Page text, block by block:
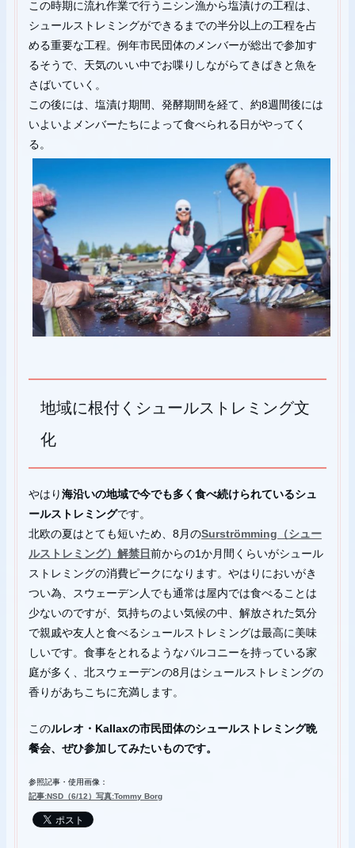
この時期に流れ作業で行うニシン漁から塩漬けの工程は、
シュールストレミングができるまでの半分以上の工程を占
める重要な工程。例年市民団体のメンバーが総出で参加す
るそうで、天気のいい中でお喋りしながらてきぱきと魚を
さばいていく。
この後には、塩漬け期間、発酵期間を経て、約8週間後には
いよいよメンバーたちによって食べられる日がやってく
る。
地域に根付くシュールストレミング文
化
やはり海沿いの地域で今でも多く食べ続けられているシュ
ールストレミングです。
北欧の夏はとても短いため、8月のSurströmming（シュー
ルストレミング）解禁日前からの1か月間くらいがシュール
ストレミングの消費ピークになります。やはりにおいがき
つい為、スウェーデン人でも通常は屋内では食べることは
少ないのですが、気持ちのよい気候の中、解放された気分
で親戚や友人と食べるシュールストレミングは最高に美味
しいです。食事をとれるようなバルコニーを持っている家
庭が多く、北スウェーデンの8月はシュールストレミングの
香りがあちこちに充満します。
このルレオ・Kallaxの市民団体のシュールストレミング晩
餐会、ぜひ参加してみたいものです。
参照記事・使用画像：
記事:NSD（6/12）写真:Tommy Borg